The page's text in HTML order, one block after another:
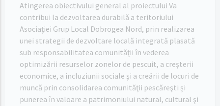
Atingerea obiectivului general al proiectului Va
contribui la dezvoltarea durabilă a teritoriului
Asociației Grup Local Dobrogea Nord, prin realizarea
unei strategii de dezvoltare locală integrată plasată
sub responsabilitatea comunităţii în vederea
optimizării resurselor zonelor de pescuit, a creşterii
economice, a incluziunii sociale şi a creării de locuri de
muncă prin consolidarea comunităţii pescăreşti şi
punerea în valoare a patrimoniului natural, cultural şi